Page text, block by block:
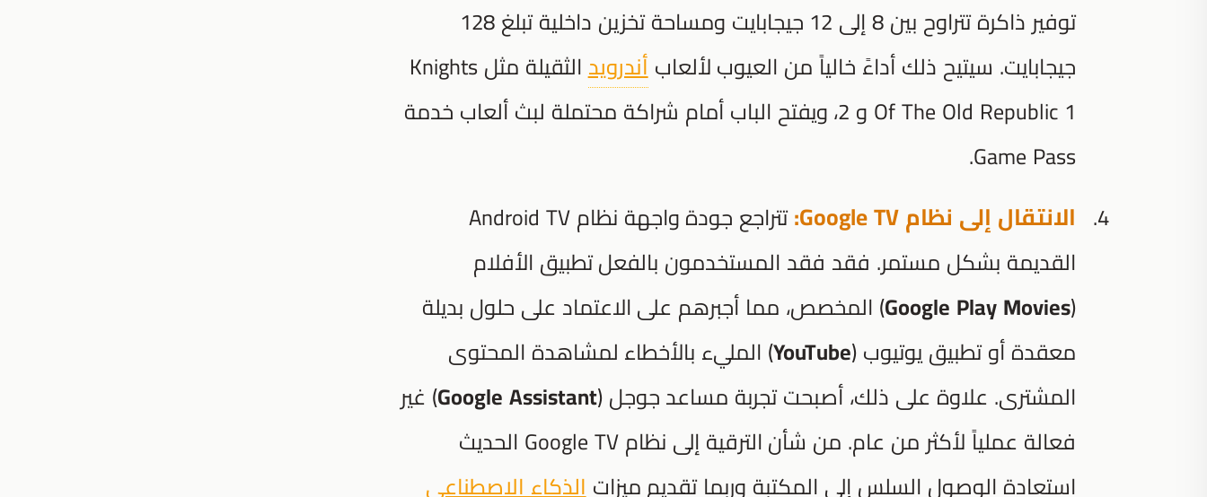
توفير ذاكرة تتراوح بين 8 إلى 12 جيجابايت ومساحة تخزين داخلية تبلغ 128
جيجابايت. سيتيح ذلك أداءً خالياً من العيوب لألعابأندرويد
الثقيلة مثل Knights
Of The Old Republic 1 و 2، ويفتح الباب أمام شراكة محتملة لبث ألعاب خدمة
Game Pass.
الانتقال إلى نظام Google TV:
تتراجع جودة واجهة نظام Android TV
القديمة بشكل مستمر. فقد فقد المستخدمون بالفعل تطبيق الأفلام
(
Google Play Movies) المخصص، مما أجبرهم على الاعتماد على حلول بديلة
معقدة أو تطبيق يوتيوب (YouTube) المليء بالأخطاء لمشاهدة المحتوى
المشترى. علاوة على ذلك، أصبحت تجربة مساعد جوجل (Google Assistant) غير
فعالة عملياً لأكثر من عام. من شأن الترقية إلى نظام Google TV الحديث
استعادة الوصول السلس إلى المكتبة وربما تقديم ميزاتالذكاء الاصطناعي